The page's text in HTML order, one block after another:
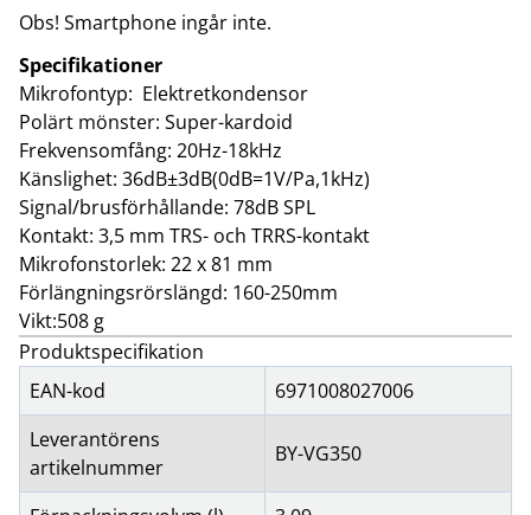
Obs! Smartphone ingår inte.
Specifikationer
Mikrofontyp: Elektretkondensor
Polärt mönster: Super-kardoid
Frekvensomfång: 20Hz-18kHz
Känslighet: 36dB±3dB(0dB=1V/Pa,1kHz)
Signal/brusförhållande: 78dB SPL
Kontakt: 3,5 mm TRS- och TRRS-kontakt
Mikrofonstorlek: 22 x 81 mm
Förlängningsrörslängd: 160-250mm
Vikt:508 g
Produktspecifikation
EAN-kod
6971008027006
Leverantörens
artikelnummer
BY-VG350